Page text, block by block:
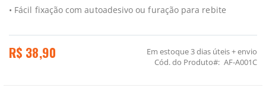
• Fácil fixação com autoadesivo ou furação para rebite
R$ 38,90 Em estoque3 dias úteis + envio
Cód. do Produto
AF-A001C